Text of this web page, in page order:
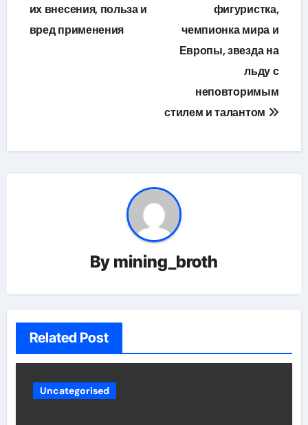
записям
их внесения, польза и
вред применения
фигуристка,
чемпионка мира и
Европы, звезда на
льду с
неповторимым
стилем и талантом
By mining_broth
Related Post
Uncategorised